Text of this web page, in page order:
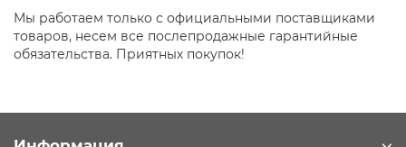
Мы работаем только с официальными поставщиками
товаров, несем все послепродажные гарантийные
обязательства. Приятных покупок!